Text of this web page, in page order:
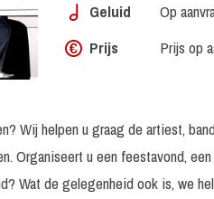
Geluid
Op
Prijs
Prijs op
Wij helpen u graag de artiest,
Organiseert u een feestavond,
Wat de gelegenheid ook is, we